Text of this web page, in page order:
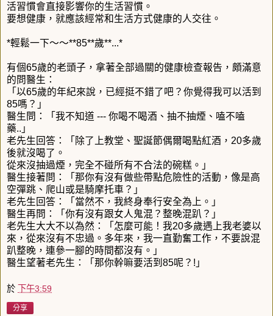
活習慣會直接影響你的生活習慣。
要想健康，就應該經常和生活方式健康的人交往。
*輕鬆一下～～**85**歲**...*
有個65歲的老頭子，拿著全部過關的健康檢查報告，頗滿意
的問醫生：
「以65歲的年紀來說，已經挺不錯了吧？你覺得我可以活到
85嗎？」
醫生問：「我不知道 --- 你喝不喝酒、抽不抽煙、嗑不嗑
藥..」
老先生回答：「除了上教堂、聖誕節偶爾喝點紅酒，20多歲
後就沒喝了。
從來沒抽過煙，完全不碰所有不合法的碗糕。」
醫生接著問：「那你有沒有做些帶點危險性的活動，像是高
空彈跳、爬山或是騎摩托車？」
老先生回答：「當然不，我終身奉行安全為上。」
醫生再問：「你有沒有跟女人鬼混？整晚混趴？」
老先生大大不以為然：「怎麼可能！我20多歲遇上我老婆以
來，從來沒有不忠過。多年來，我一直勤奮工作，不要說混
趴整晚，連參一腳的時間都沒有。」
醫生望著老先生：「那你幹嘛要活到85呢？!」
於 下午3:59
分享